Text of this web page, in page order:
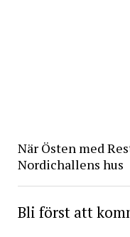
När Östen med
Nordichallens hus
Bli först att